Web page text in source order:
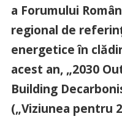
a Forumului
regional de
energetice în
acest an, „2030
Building
(„Viziunea pentru